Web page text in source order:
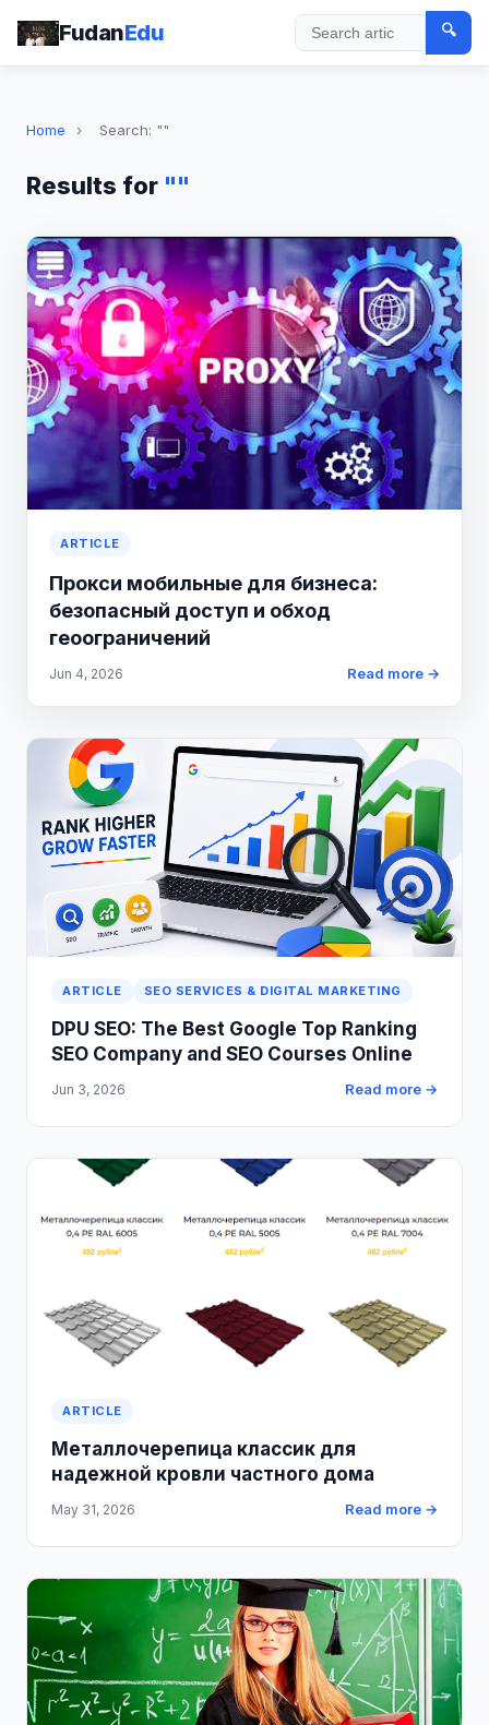
FudanEdu Search
🔍
Home › Search: ""
Results for ""
ARTICLE
Прокси мобильные для бизнеса:
безопасный доступ и обход
геоограничений
Jun 4, 2026 Read more →
ARTICLE SEO SERVICES & DIGITAL MARKETING
DPU SEO: The Best Google Top Ranking
SEO Company and SEO Courses Online
Jun 3, 2026 Read more →
ARTICLE
Металлочерепица классик для
надежной кровли частного дома
May 31, 2026 Read more →